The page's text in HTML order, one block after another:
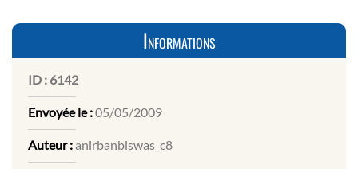
Informations
ID : 6142
Envoyée le :05/05/2009
Auteur :anirbanbiswas_c8